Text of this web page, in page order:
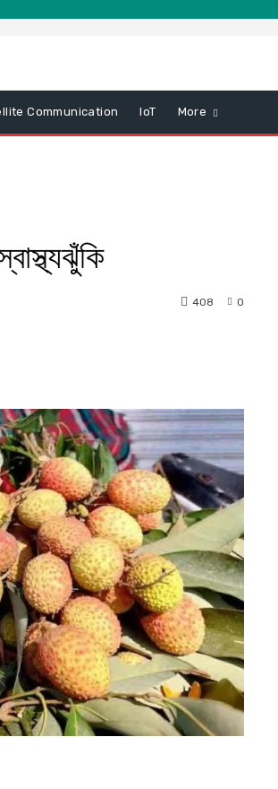
Communication IoT More
0
408